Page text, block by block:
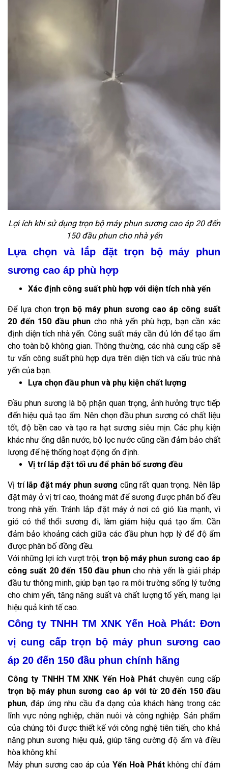
Lợi ích khi sử dụng trọn bộ máy phun sương cao áp 20 đến
150 đầu phun cho nhà yến
Lựa chọn và lắp đặt trọn bộ máy phun
sương cao áp phù hợp
Xác định công suất phù hợp với diện tích nhà yến
Để lựa chọntrọn bộ máy phun sương cao áp công suất
20 đến 150 đầu phun cho nhà yến phù hợp, bạn cần xác
định diện tích nhà yến. Công suất máy cần đủ lớn để tạo ẩm
cho toàn bộ không gian. Thông thường, các nhà cung cấp sẽ
tư vấn công suất phù hợp dựa trên diện tích và cấu trúc nhà
yến của bạn.
Lựa chọn đầu phun và phụ kiện chất lượng
Đầu phun sương là bộ phận quan trọng, ảnh hưởng trực tiếp
đến hiệu quả tạo ẩm. Nên chọn đầu phun sương có chất liệu
tốt, độ bền cao và tạo ra hạt sương siêu mịn. Các phụ kiện
khác như ống dẫn nước, bộ lọc nước cũng cần đảm bảo chất
lượng để hệ thống hoạt động ổn định.
Vị trí lắp đặt tối ưu để phân bố sương đều
Vị trí lắp đặt máy phun sương cũng rất quan trọng. Nên lắp
đặt máy ở vị trí cao, thoáng mát để sương được phân bố đều
trong nhà yến. Tránh lắp đặt máy ở nơi có gió lùa mạnh, vì
gió có thể thổi sương đi, làm giảm hiệu quả tạo ẩm. Cần
đảm bảo khoảng cách giữa các đầu phun hợp lý để độ ẩm
được phân bố đồng đều.
Với những lợi ích vượt trội, trọn bộ máy phun sương cao áp
công suất 20 đến 150 đầu phun cho nhà yến là giải pháp
đầu tư thông minh, giúp bạn tạo ra môi trường sống lý tưởng
cho chim yến, tăng năng suất và chất lượng tổ yến, mang lại
hiệu quả kinh tế cao.
Công ty TNHH TM XNK Yến Hoà Phát: Đơn
vị cung cấp trọn bộ máy phun sương cao
áp 20 đến 150 đầu phun chính hãng
Công ty TNHH TM XNK Yến Hoà Phát chuyên cung cấp
trọn bộ máy phun sương cao áp với từ 20 đến 150 đầu
phun, đáp ứng nhu cầu đa dạng của khách hàng trong các
lĩnh vực nông nghiệp, chăn nuôi và công nghiệp. Sản phẩm
của chúng tôi được thiết kế với công nghệ tiên tiến, cho khả
năng phun sương hiệu quả, giúp tăng cường độ ẩm và điều
hòa không khí.
Máy phun sương cao áp của Yến Hoà Phát không chỉ đảm